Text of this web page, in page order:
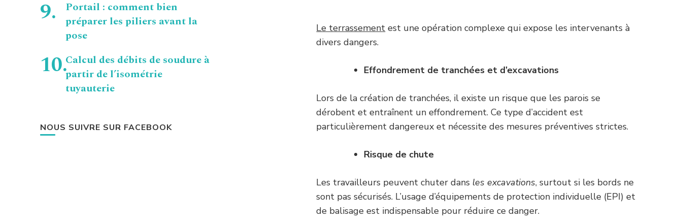
Le terrassement est une opération complexe qui expose les intervenants à
divers dangers.
Effondrement de tranchées et d’excavations
Lors de la création de tranchées, il existe un risque que les parois se
dérobent et entraînent un effondrement. Ce type d’accident est
particulièrement dangereux et nécessite des mesures préventives strictes.
Risque de chute
Les travailleurs peuvent chuter dans les excavations, surtout si les bords ne
sont pas sécurisés. L’usage d’équipements de protection individuelle (EPI) et
de balisage est indispensable pour réduire ce danger.
Portail : comment bien
préparer les piliers avant la
pose
Calcul des débits de soudure à
partir de l’isométrie
tuyauterie
NOUS SUIVRE SUR FACEBOOK